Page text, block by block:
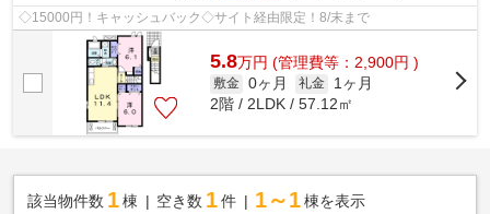
◇15000円！キャッシュバック◇サイト経由限定！8/末まで
5.8万円 (管理費等：2,900円 )
敷金 0ヶ月 礼金
1ヶ月
2階 / 2LDK / 57.12㎡
該当物件数 1棟 空き数 1 件 1～1 棟を表示